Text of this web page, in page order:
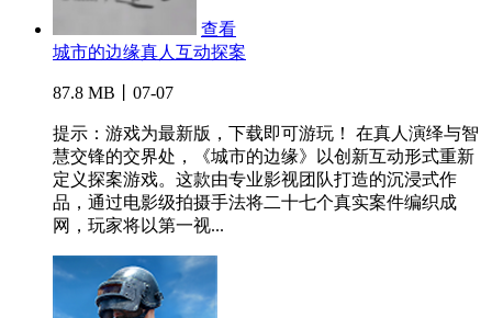
查看
城市的边缘真人互动探案
87.8 MB丨07-07
提示：游戏为最新版，下载即可游玩！ 在真人演绎与智
慧交锋的交界处，《城市的边缘》以创新互动形式重新
定义探案游戏。这款由专业影视团队打造的沉浸式作
品，通过电影级拍摄手法将二十七个真实案件编织成
网，玩家将以第一视...